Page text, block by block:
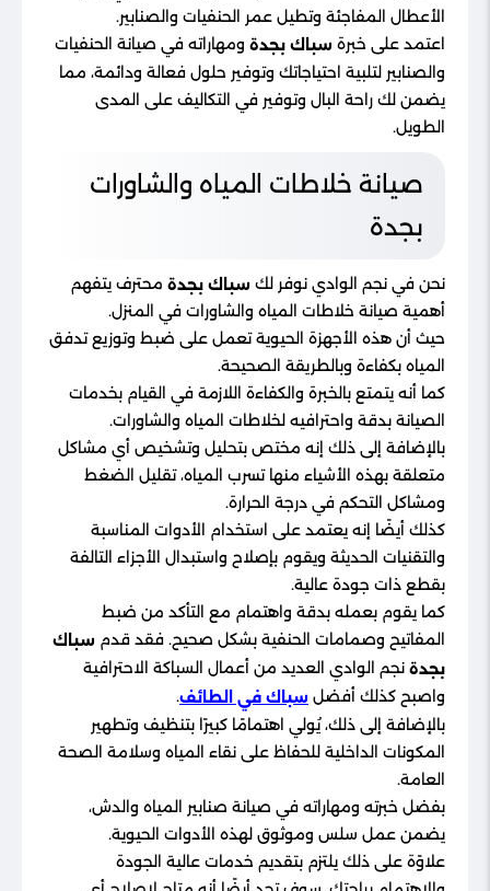
الأعطال المفاجئة وتطيل عمر الحنفيات والصنابير.
اعتمد على خبرة سباك بجدة ومهاراته في صيانة الحنفيات
والصنابير لتلبية احتياجاتك وتوفير حلول فعالة ودائمة، مما
يضمن لك راحة البال وتوفير في التكاليف على المدى
الطويل.
صيانة خلاطات المياه والشاورات
بجدة
نحن في نجم الوادي نوفر لك سباك بجدة محترف يتفهم
أهمية صيانة خلاطات المياه والشاورات في المنزل.
حيث أن هذه الأجهزة الحيوية تعمل على ضبط وتوزيع تدفق
المياه بكفاءة وبالطريقة الصحيحة.
كما أنه يتمتع بالخبرة والكفاءة اللازمة في القيام بخدمات
الصيانة بدقة واحترافيه لخلاطات المياه والشاورات.
بالإضافة إلى ذلك إنه مختص بتحليل وتشخيص أي مشاكل
متعلقة بهذه الأشياء منها تسرب المياه، تقليل الضغط
ومشاكل التحكم في درجة الحرارة.
كذلك أيضًا إنه يعتمد على استخدام الأدوات المناسبة
والتقنيات الحديثة ويقوم بإصلاح واستبدال الأجزاء التالفة
بقطع ذات جودة عالية.
كما يقوم بعمله بدقة واهتمام مع التأكد من ضبط
المفاتيح وصمامات الحنفية بشكل صحيح. فقد قدم سباك
بجدة نجم الوادي العديد من أعمال السباكة الاحترافية
واصبح كذلك أفضل سباك في الطائف.
بالإضافة إلى ذلك، يُولي اهتمامًا كبيرًا بتنظيف وتطهير
المكونات الداخلية للحفاظ على نقاء المياه وسلامة الصحة
العامة.
بفضل خبرته ومهاراته في صيانة صنابير المياه والدش،
يضمن عمل سلس وموثوق لهذه الأدوات الحيوية.
علاوًة على ذلك يلتزم بتقديم خدمات عالية الجودة